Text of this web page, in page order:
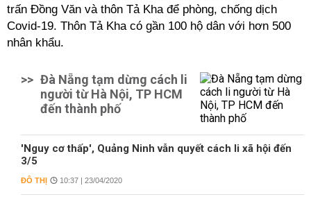
trấn Đồng Văn và thôn Tả Kha để phòng, chống dịch
Covid-19. Thôn Tả Kha có gần 100 hộ dân với hơn 500
nhân khẩu.
>> Đà Nẵng tạm dừng cách li
người từ Hà Nội, TP HCM
đến thành phố
'Nguy cơ thấp', Quảng Ninh vẫn quyết cách li xã hội đến
3/5
ĐÔ THỊ 10:37 | 23/04/2020